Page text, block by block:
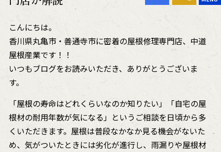
こんにちは。
香川県丸亀市・善通寺市に密着の屋根修理専門店、中道
屋根産業です！！
いつもブログをお読みいただき、ありがとうございま
す。
「屋根の寿命はどれくらいなのか知りたい」「自宅の屋
根材の耐用年数が気になる」というご相談を日頃から多
くいただきます。屋根は普段なかなか見る機会がないた
め、気がついたときには劣化が進行し、雨漏りや屋根材